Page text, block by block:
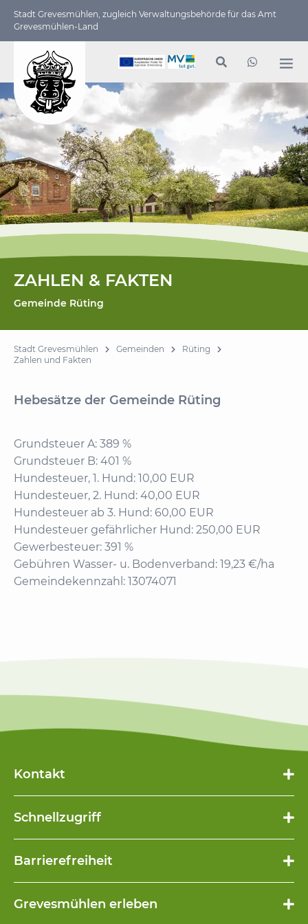
Stadt Grevesmühlen, zugleich Verwaltungs­behörde für das Amt
Grevesmühlen-Land
ZAHLEN & FAKTEN
Gemeinde Rüting
Stadt Grevesmühlen Gemeinden
Rüting
Zahlen und Fakten
Hebesätze der Gemeinde Rüting
Grundsteuer A: 389 %
Grundsteuer B: 401 %
Hundesteuer, 1. Hund: 10,00 EUR
Hundesteuer, 2. Hund: 40,00 EUR
Hundesteuer ab 3. Hund: 60,00 EUR
Hundesteuer gefährlicher Hund: 250,00 EUR
Gewerbesteuer: 391 %
Gebühren Wasser- u. Bodenverband: 19,23 €/ha
Gemeindekennzahl: 13074071
Kontakt
Schnellzugriff
überspringen
Barrierefreiheit
überspringen
Grevesmühlen erleben